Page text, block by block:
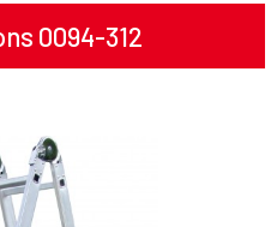
0094-312